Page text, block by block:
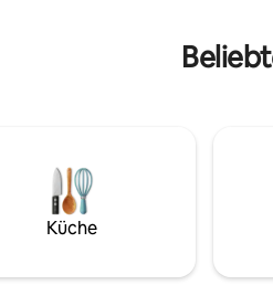
Pathway. Beide Ferienhäuser
Küche